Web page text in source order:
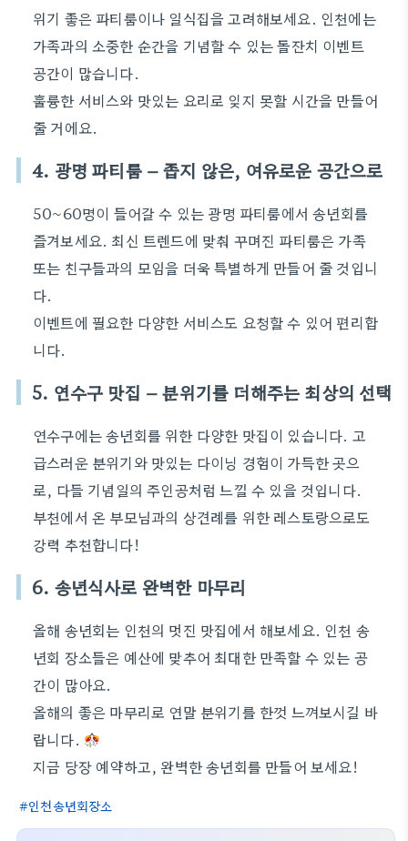
위기 좋은 파티룸이나 일식집을 고려해보세요. 인천에는
가족과의 소중한 순간을 기념할 수 있는 돌잔치 이벤트
공간이 많습니다.
훌륭한 서비스와 맛있는 요리로 잊지 못할 시간을 만들어
줄 거에요.
4. 광명 파티룸 – 좁지 않은, 여유로운 공간으로
50~60명이 들어갈 수 있는 광명 파티룸에서 송년회를
즐겨보세요. 최신 트렌드에 맞춰 꾸며진 파티룸은 가족
또는 친구들과의 모임을 더욱 특별하게 만들어 줄 것입니
다.
이벤트에 필요한 다양한 서비스도 요청할 수 있어 편리합
니다.
5. 연수구 맛집 – 분위기를 더해주는 최상의 선택
연수구에는 송년회를 위한 다양한 맛집이 있습니다. 고
급스러운 분위기와 맛있는 다이닝 경험이 가득한 곳으
로, 다들 기념일의 주인공처럼 느낄 수 있을 것입니다.
부천에서 온 부모님과의 상견례를 위한 레스토랑으로도
강력 추천합니다!
6. 송년식사로 완벽한 마무리
올해 송년회는 인천의 멋진 맛집에서 해보세요. 인천 송
년회 장소들은 예산에 맞추어 최대한 만족할 수 있는 공
간이 많아요.
올해의 좋은 마무리로 연말 분위기를 한껏 느껴보시길 바
랍니다.
지금 당장 예약하고, 완벽한 송년회를 만들어 보세요!
인천송년회장소